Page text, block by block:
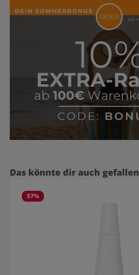
Produktgalerie überspringen
Das könnte dir auch gefallen
57%